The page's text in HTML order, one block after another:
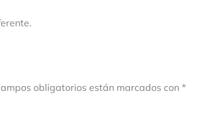
obligatorios están marcados con *